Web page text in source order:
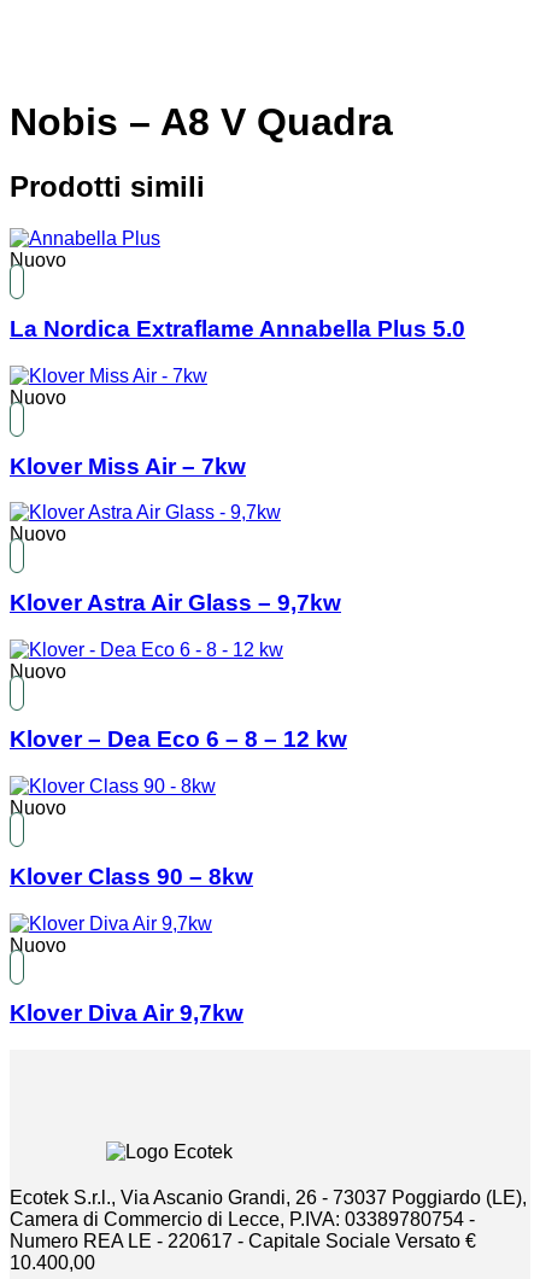
Nobis – A8 V Quadra
Prodotti simili
Nuovo
La Nordica Extraflame Annabella Plus 5.0
Nuovo
Klover Miss Air – 7kw
Nuovo
Klover Astra Air Glass – 9,7kw
Nuovo
Klover – Dea Eco 6 – 8 – 12 kw
Nuovo
Klover Class 90 – 8kw
Nuovo
Klover Diva Air 9,7kw
Ecotek S.r.l., Via Ascanio Grandi, 26 - 73037 Poggiardo (LE),
Camera di Commercio di Lecce, P.IVA: 03389780754 -
Numero REA LE - 220617 - Capitale Sociale Versato €
10.400,00